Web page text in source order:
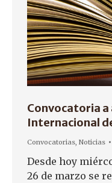
Convocatoria a
Internacional
Convocatorias Noticias
Desde hoy
26 de marzo se